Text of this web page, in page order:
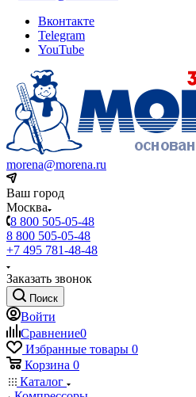
Вконтакте
Telegram
YouTube
morena@morena.ru
Ваш город
Москва
8 800 505-05-48
8 800 505-05-48
+7 495 781-48-48
Заказать звонок
Поиск
Войти
Сравнение0
Избранные товары 0
Корзина 0
Каталог